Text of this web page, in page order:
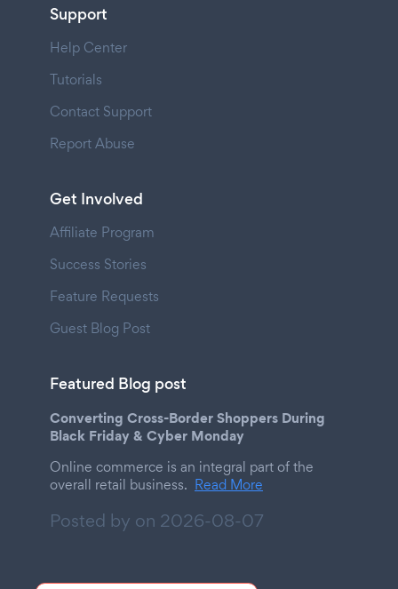
Support
Help Center
Tutorials
Contact Support
Report Abuse
Get Involved
Affiliate Program
Success Stories
Feature Requests
Guest Blog Post
Featured Blog post
Converting Cross-Border Shoppers During
Black Friday & Cyber Monday
Online commerce is an integral part of the
overall retail business. Read More
Posted by on 2026-08-07